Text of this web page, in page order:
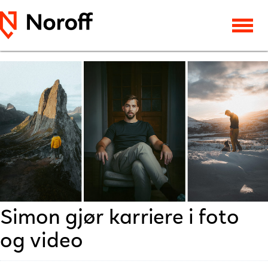
Simon gjør karriere i foto
og video